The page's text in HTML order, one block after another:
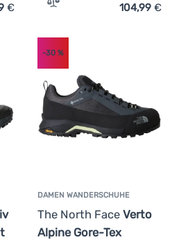
Trekkingschuhe The North Face
€ Zum Vergleich 'Damen
104,99 €
DAMEN WANDERSCHUHE
The North Face Verto
Alpine Gore-Tex
-30%